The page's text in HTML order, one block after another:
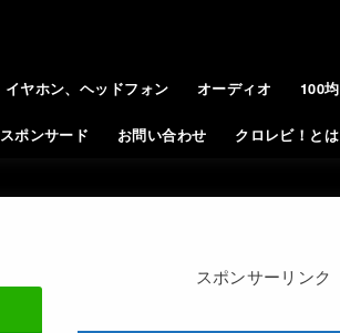
イヤホン、ヘッドフォン オーディオ 100均
スポンサード お問い合わせ クロレビ！とは
スポンサーリンク